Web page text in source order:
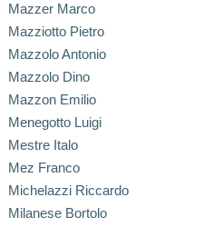
Mazzer Marco
Mazziotto Pietro
Mazzolo Antonio
Mazzolo Dino
Mazzon Emilio
Menegotto Luigi
Mestre Italo
Mez Franco
Michelazzi Riccardo
Milanese Bortolo